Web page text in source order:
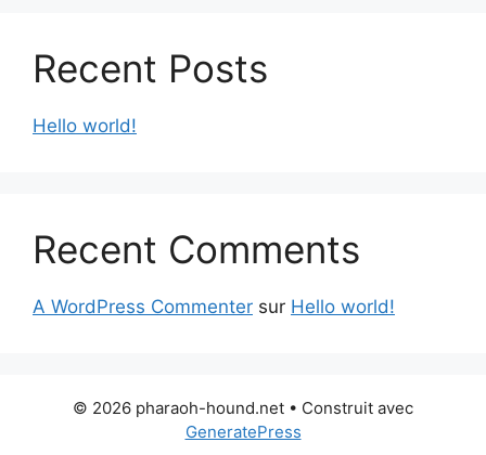
Recent Posts
Hello world!
Recent Comments
A WordPress Commenter sur Hello world!
© 2026 pharaoh-hound.net • Construit avec
GeneratePress